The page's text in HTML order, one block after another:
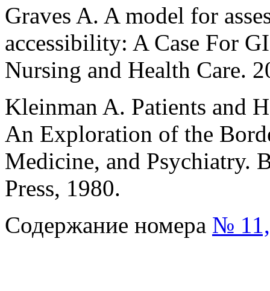
Graves A. A model for
accessibility: A Case For
Nursing and Health Care.
Kleinman A. Patients and
An Exploration of the
Medicine, and Psychiatry.
Press, 1980.
Содержание номера №